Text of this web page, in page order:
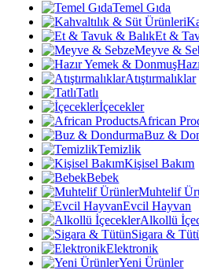
Temel Gıda
Et &
Meyve &
Atıştırmalıklar
Tatlı
İçecekler
African
Buz &
Temizlik
Kişisel Bakım
Bebek
Muhtelif
Evcil Hayvan
Alkollü
Sigara &
Elektronik
Yeni Ürünler